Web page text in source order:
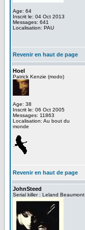
Age: 64
Inscrit le: 04 Oct 2013
Messages: 641
Localisation: PAU
Revenir en haut de page
Hoel
Patrick Kenzie (modo)
Age: 38
Inscrit le: 06 Oct 2005
Messages: 11863
Localisation: Au bout du
monde
Revenir en haut de page
JohnSteed
Serial killer : Leland Beaumont